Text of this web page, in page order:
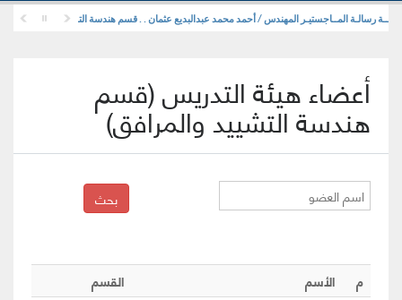
رسالـة المــاجستيـر المهندس / أحمد محمد عبدالبديع عثمان . . قسم هندسة التشييد والمرافق .
أعضاء هيئة التدريس (قسم
هندسة التشييد والمرافق)
م الأسم
القسم